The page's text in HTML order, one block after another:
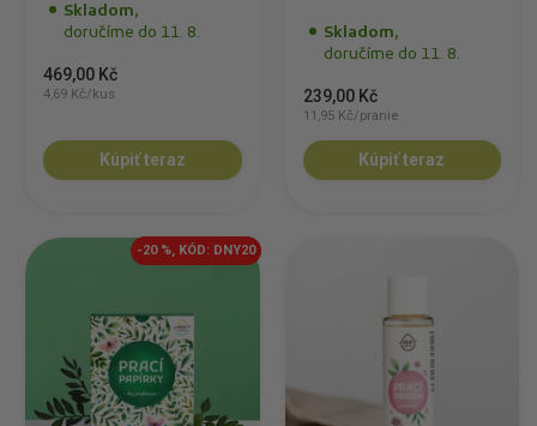
Skladom,
doručíme do 11. 8.
469,00 Kč
4,69 Kč/kus
Kúpiť teraz
Skladom,
doručíme do 11. 8.
239,00 Kč
11,95 Kč/pranie
Kúpiť teraz
-20 %, KÓD: DNY20